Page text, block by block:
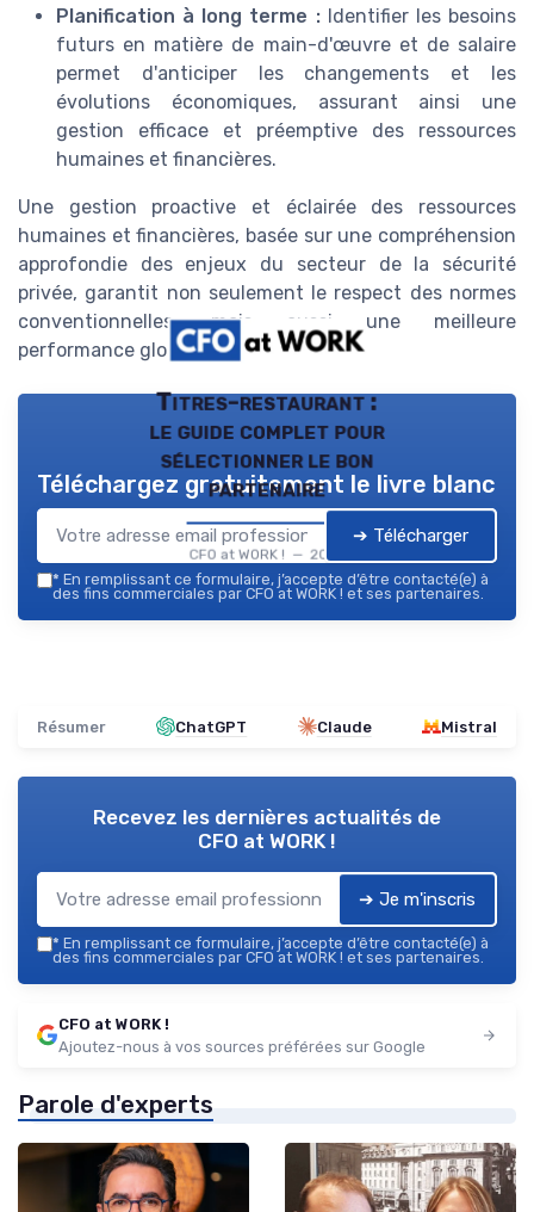
Planification à long terme :Identifier les besoins
futurs en matière de main-d'œuvre et de salaire
permet d'anticiper les changements et les
évolutions économiques, assurant ainsi une
gestion efficace et préemptive des ressources
humaines et financières.
Une gestion proactive et éclairée des ressources
humaines et financières, basée sur une compréhension
approfondie des enjeux du secteur de la sécurité
privée, garantit non seulement le respect des normes
conventionnelles, mais aussi une meilleure
performance globale de l'entreprise.
Titres-restaurant :
le guide complet pour
sélectionner le bon
partenaire
CFO at WORK ! — 2026
Téléchargez gratuitement le livre blanc
➔ Télécharger
* En remplissant ce formulaire, j’accepte d’être contacté(e) à
des fins commerciales par CFO at WORK ! et ses partenaires.
Résumer ChatGPT Claude Mistral
Recevez les dernières actualités de
CFO at WORK !
➔ Je m'inscris
* En remplissant ce formulaire, j’accepte d’être contacté(e) à
des fins commerciales par CFO at WORK ! et ses partenaires.
CFO at WORK !
Ajoutez-nous à vos sources préférées sur Google
Parole d'experts